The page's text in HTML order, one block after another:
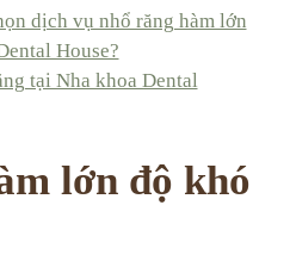
dịch vụ nhổ răng hàm lớn
House?
tại Nha khoa Dental
lớn độ khó